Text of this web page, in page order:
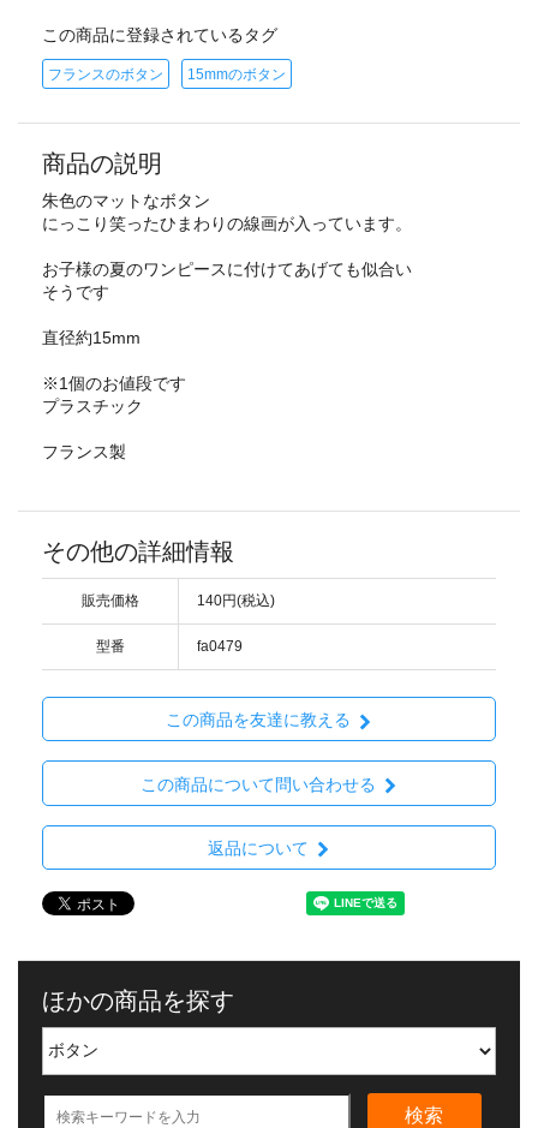
この商品に登録されているタグ
フランスのボタン 15mmのボタン
商品の説明
朱色のマットなボタン
にっこり笑ったひまわりの線画が入っています。
お子様の夏のワンピースに付けてあげても似合い
そうです
直径約15mm
※1個のお値段です
プラスチック
フランス製
その他の詳細情報
販売価格 140円(税込)
型番 fa0479
この商品を友達に教える
この商品について問い合わせる
返品について
ほかの商品を探す
検索